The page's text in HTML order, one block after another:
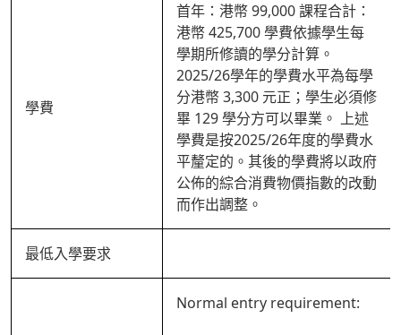
學費
首年：港幣 99,000 課程合計：
港幣 425,700 學費依據學生每
學期所修讀的學分計算。
2025/26學年的學費水平為每學
分港幣 3,300 元正；學生必須修
畢 129 學分方可以畢業。 上述
學費是按2025/26年度的學費水
平釐定的。其後的學費將以政府
公佈的綜合消費物價指數的改動
而作出調整。
最低入學要求
Normal entry requirement: